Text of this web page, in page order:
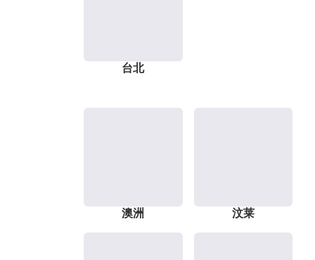
台北
澳洲 汶莱